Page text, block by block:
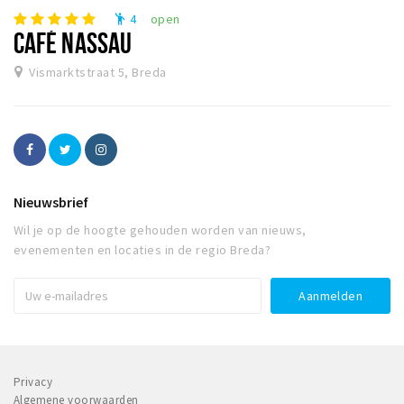
emoji_people 4 open
CAFÉ NASSAU
Vismarktstraat 5, Breda
Nieuwsbrief
Wil je op de hoogte gehouden worden van nieuws,
evenementen en locaties in de regio Breda?
Privacy
Algemene voorwaarden